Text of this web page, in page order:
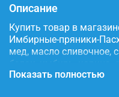
Описание
Купить товар в
Имбирные-пряники-
мед, масло сливочное,
белок, имбирь, корица,
Показать полностью